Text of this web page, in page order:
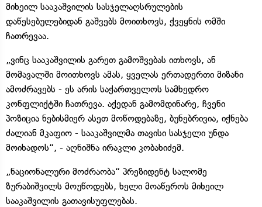
მიხეილ სააკაშვილის სასჯელაღსრულების
დაწესებულებიდან გაშვებს მოითხოვს, ქვეყნის ომში
ჩათრევაა.
„ვინც სააკაშვილის გარეთ გამოშვებას ითხოვს, ან
მომავალში მოითხოვს ამას, ყველას ერთადერთი მიზანი
ამოძრავებს - ეს არის საქართველოს სამხედრო
კონფლიქტში ჩათრევა. აქედან გამომდინარე, ჩვენი
პოზიცია ნებისმიერ ასეთ მოწოდებაზე, ბუნებრივია, იქნება
ძალიან მკაფიო - სააკაშვილმა თავისი სასჯელი უნდა
მოიხადოს“, - აღნიშნა ირაკლი კობახიძემ.
„ნაციონალური მოძრაობა“ პრეზიდენტ სალომე
ზურაბიშვილს მოუწოდებს, ხელი მოაწეროს მიხეილ
სააკაშვილის გათავისუფლებას.